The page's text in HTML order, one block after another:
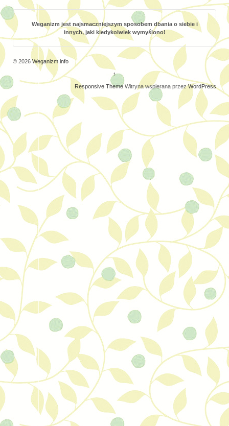
Weganizm jest najsmaczniejszym sposobem dbania o siebie i
innych, jaki kiedykolwiek wymyślono!
© 2026Weganizm.info
↑
Responsive ThemeWitryna wspierana przezWordPress